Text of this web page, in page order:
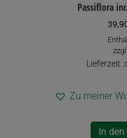
Passiflora
zzgl.
Lieferzeit:
Zu meiner
In